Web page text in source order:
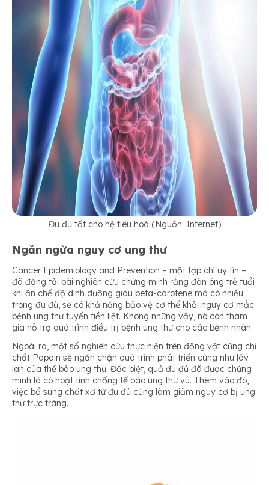
Đu đủ tốt cho hệ tiêu hoá (Nguồn: Internet)
Ngăn ngừa nguy cơ ung thư
Cancer Epidemiology and Prevention – một tạp chí uy tín –
đã đăng tải bài nghiên cứu chứng minh rằng đàn ông trẻ tuổi
khi ăn chế độ dinh dưỡng giàu beta-carotene mà có nhiều
trong đu đủ, sẽ có khả năng bảo vệ cơ thể khỏi nguy cơ mắc
bệnh ung thư tuyến tiền liệt. Không những vậy, nó còn tham
gia hỗ trợ quá trình điều trị bệnh ung thư cho các bệnh nhân.
Ngoài ra, một số nghiên cứu thực hiện trên động vật cũng chỉ
chất Papain sẽ ngăn chặn quá trình phát triển cũng như lây
lan của thế bào ung thư. Đặc biệt, quả đu đủ đã được chứng
minh là có hoạt tính chống tế bào ung thư vú. Thêm vào đó,
việc bổ sung chất xơ từ đu đủ cũng làm giảm nguy cơ bị ung
thư trực tràng.